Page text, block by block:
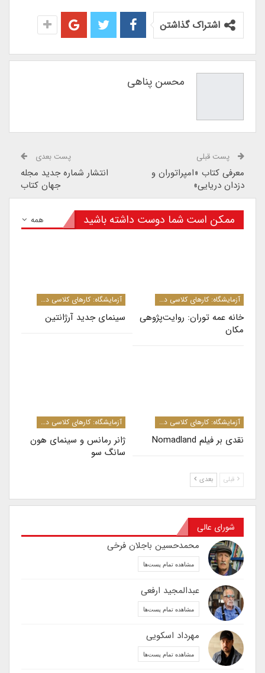
اشتراک گذاشتن
محسن پناهی
پست قبلی
معرفی کتاب «امپراتوران و
دزدان دریایی»
پست بعدی
انتشار شماره جدید مجله
جهان کتاب
همه ممکن است شما دوست داشته باشید
آزمایشگاه: کارهای کلاسی دانشجویان کارشناسی ارشد و دکترا
خانه عمه توران: روایت­‌پژوهی
مکان
آزمایشگاه: کارهای کلاسی دانشجویان کارشناسی ارشد و دکترا
سینمای جدید آرژانتین
آزمایشگاه: کارهای کلاسی دانشجویان کارشناسی ارشد و دکترا
نقدی بر فیلم‌ Nomadland
آزمایشگاه: کارهای کلاسی دانشجویان کارشناسی ارشد و دکترا
ژانر رمانس و سینمای هون
سانگ سو
قبلی بعدی
شورای عالی
محمدحسین باجلان فرخی
مشاهده تمام پست‌ها
عبدالمجید ارفعی
مشاهده تمام پست‌ها
مهرداد اسکویی
مشاهده تمام پست‌ها